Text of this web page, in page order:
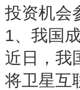
投资机会
1、我国
近日，我
将卫星互